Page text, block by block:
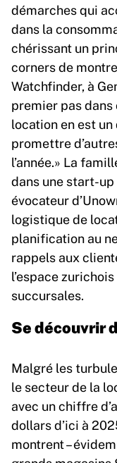
démarches qui
dans la
chérissant un
corners de
Watchfinder, à
premier pas dans
location en est
promettre
l’année.» La
dans une start-up
évocateur
logistique de
planification au
rappels aux
l’espace
succursales.
Se découvrir
Malgré les
le secteur de la
avec un chiffre
dollars d’ici à
montrent –